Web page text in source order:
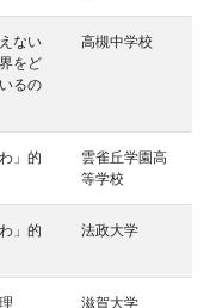
ない
をど
るの
高槻中学校
」的
雲雀丘学園高
等学校
」的
法政大学
滋賀大学